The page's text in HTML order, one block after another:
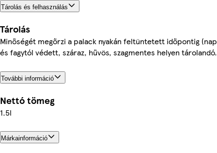
Tárolás és felhasználás
Tárolás
Minőségét megőrzi a palack nyakán feltüntetett időpontig
és fagytól védett, száraz, hűvös, szagmentes helyen tárolandó.
További információ
Nettó tömeg
1.5l
Márkainformáció